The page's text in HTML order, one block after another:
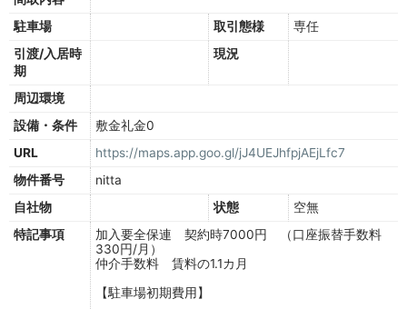
駐車場
取引態様
専任
引渡/入居時
期
現況
周辺環境
設備・条件
敷金礼金0
URL
https://maps.app.goo.gl/jJ4UEJhfpjAEjLfc7
物件番号
nitta
自社物
状態
空無
特記事項
加入要全保連 契約時7000円 （口座振替手数料
330円/月）
仲介手数料 賃料の1.1カ月
【駐車場初期費用】